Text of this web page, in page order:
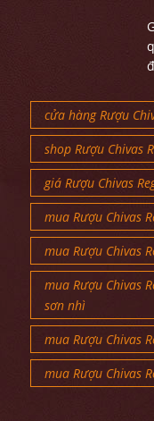
cửa hàng Rượu
shop Rượu Chivas
giá Rượu Chivas
mua Rượu Chivas
mua Rượu Chivas
mua Rượu Chivas
sơn nhì
mua Rượu Chivas
mua Rượu Chivas